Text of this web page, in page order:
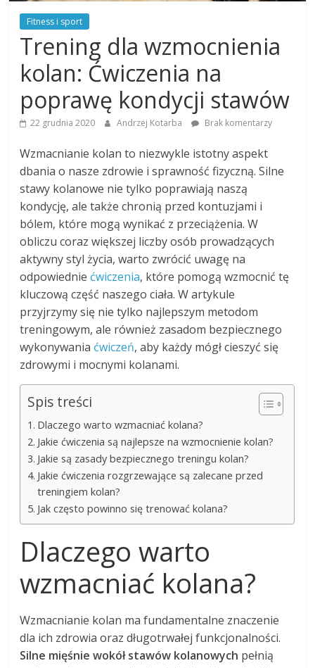
Fitness i sport
Trening dla wzmocnienia
kolan: Ćwiczenia na
poprawę kondycji stawów
22 grudnia 2020 Andrzej Kotarba Brak komentarzy
Wzmacnianie kolan to niezwykle istotny aspekt
dbania o nasze zdrowie i sprawność fizyczną. Silne
stawy kolanowe nie tylko poprawiają naszą
kondycję, ale także chronią przed kontuzjami i
bólem, które mogą wynikać z przeciążenia. W
obliczu coraz większej liczby osób prowadzących
aktywny styl życia, warto zwrócić uwagę na
odpowiednie ćwiczenia, które pomogą wzmocnić tę
kluczową część naszego ciała. W artykule
przyjrzymy się nie tylko najlepszym metodom
treningowym, ale również zasadom bezpiecznego
wykonywania ćwiczeń, aby każdy mógł cieszyć się
zdrowymi i mocnymi kolanami.
Spis treści
Dlaczego warto wzmacniać kolana?
Jakie ćwiczenia są najlepsze na wzmocnienie kolan?
Jakie są zasady bezpiecznego treningu kolan?
Jakie ćwiczenia rozgrzewające są zalecane przed
treningiem kolan?
Jak często powinno się trenować kolana?
Dlaczego warto
wzmacniać kolana?
Wzmacnianie kolan ma fundamentalne znaczenie
dla ich zdrowia oraz długotrwałej funkcjonalności.
Silne mięśnie wokół stawów kolanowych pełnią